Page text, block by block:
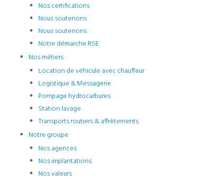
Nos certifications
Nous soutenons
Nous soutenons
Notre démarche RSE
Nos métiers
Location de véhicule avec chauffeur
Logistique & Messagerie
Pompage hydrocarbures
Station lavage
Transports routiers & affrètements
Notre groupe
Nos agences
Nos implantations
Nos valeurs